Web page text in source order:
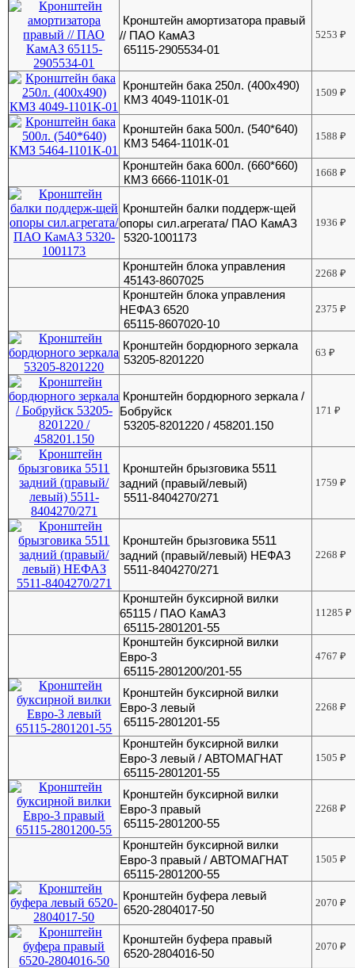
Кронштейн амортизатора правый
// ПАО КамАЗ
65115-2905534-01
5253₽
Кронштейн бака 250л. (400х490)
КМЗ 4049-1101К-01
1509₽
Кронштейн бака 500л. (540*640)
КМЗ 5464-1101К-01
1588₽
Кронштейн бака 600л. (660*660)
КМЗ 6666-1101К-01
1668₽
Кронштейн балки поддерж-щей
опоры сил.агрегата/ ПАО КамАЗ
5320-1001173
1936₽
Кронштейн блока управления
45143-8607025
2268₽
Кронштейн блока управления
НЕФАЗ 6520
65115-8607020-10
2375₽
Кронштейн бордюрного зеркала
53205-8201220
63₽
Кронштейн бордюрного зеркала /
Бобруйск
53205-8201220 / 458201.150
171₽
Кронштейн брызговика 5511
задний (правый/левый)
5511-8404270/271
1759₽
Кронштейн брызговика 5511
задний (правый/левый) НЕФАЗ
5511-8404270/271
2268₽
Кронштейн буксирной вилки
65115 / ПАО КамАЗ
65115-2801201-55
11285₽
Кронштейн буксирной вилки
Евро-3
65115-2801200/201-55
4767₽
Кронштейн буксирной вилки
Евро-3 левый
65115-2801201-55
2268₽
Кронштейн буксирной вилки
Евро-3 левый / АВТОМАГНАТ
65115-2801201-55
1505₽
Кронштейн буксирной вилки
Евро-3 правый
65115-2801200-55
2268₽
Кронштейн буксирной вилки
Евро-3 правый / АВТОМАГНАТ
65115-2801200-55
1505₽
Кронштейн буфера левый
6520-2804017-50
2070₽
Кронштейн буфера правый
6520-2804016-50
2070₽